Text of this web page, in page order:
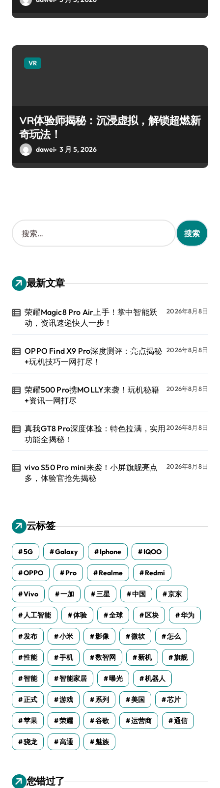
VR
VR体验师揭秘：沉浸虚拟，解锁超燃新
奇玩法！
dawei 3 月 5, 2026
搜
索
：
最新文章
荣耀Magic8 Pro Air上手！掌中智能跃
动，资讯速递快人一步！
2026年8月8日
OPPO Find X9 Pro深度测评：亮点揭秘
+玩机技巧一网打尽！
2026年8月8日
荣耀500 Pro携MOLLY来袭！玩机秘籍
+资讯一网打尽
2026年8月8日
真我GT8 Pro深度体验：特色拉满，实用
功能全揭秘！
2026年8月8日
vivo S50 Pro mini来袭！小屏旗舰亮点
多，体验官抢先揭秘
2026年8月8日
云标签
5G Galaxy Iphone IQOO
OPPO Pro Realme Redmi
Vivo 一加 三星 中国 京东
人工智能 体验 全球 区块 华为
发布 小米 影像 微软 怎么
性能 手机 数智网 新机 旗舰
智能 智能家居 曝光 机器人
正式 游戏 系列 美国 芯片
苹果 荣耀 谷歌 运营商 通信
骁龙 高通 魅族
您错过了